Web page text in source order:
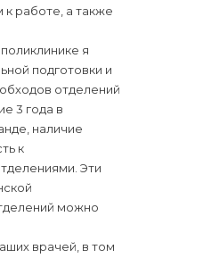
к работе, а также
я
подготовки и
отделений
3 года в
наличие
к
Эти
можно
врачей, в том